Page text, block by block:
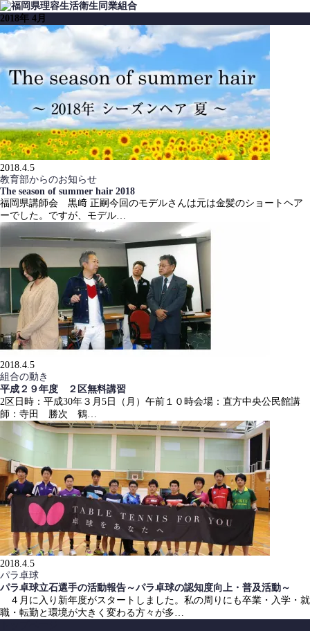
2018年 4月
2018.4.5
教育部からのお知らせ
The season of summer hair 2018
福岡県講師会 黒﨑 正嗣今回のモデルさんは元は金髪のショートヘア
ーでした。ですが、モデル…
2018.4.5
組合の動き
平成２９年度 ２区無料講習
2区日時：平成30年３月5日（月）午前１０時会場：直方中央公民館講
師：寺田 勝次 鶴…
2018.4.5
パラ卓球
パラ卓球立石選手の活動報告～パラ卓球の認知度向上・普及活動～
４月に入り新年度がスタートしました。私の周りにも卒業・入学・就
職・転勤と環境が大きく変わる方々が多…